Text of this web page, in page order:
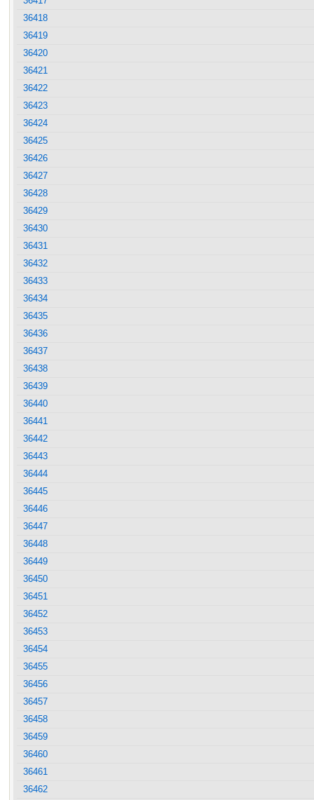
36418
36419
36420
36421
36422
36423
36424
36425
36426
36427
36428
36429
36430
36431
36432
36433
36434
36435
36436
36437
36438
36439
36440
36441
36442
36443
36444
36445
36446
36447
36448
36449
36450
36451
36452
36453
36454
36455
36456
36457
36458
36459
36460
36461
36462